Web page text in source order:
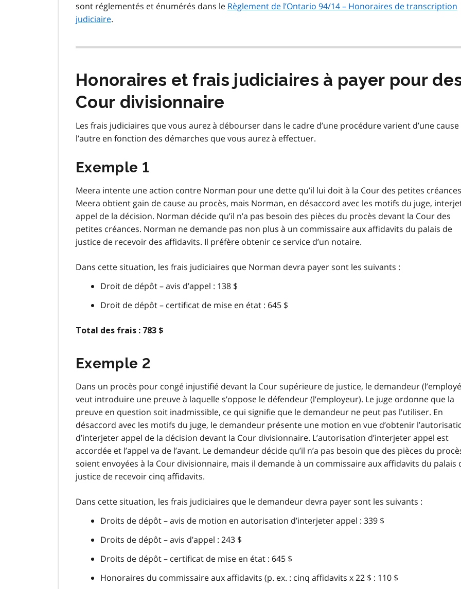
sont réglementés et énumérés dans le Règlement de l’Ontario 94/14 – Honoraires de transcription
judiciaire.
Honoraires et frais judiciaires à payer pour
Cour divisionnaire
Les frais judiciaires que vous aurez à débourser dans le cadre d’une procédure varient d’une cause
l’autre en fonction des démarches que vous aurez à effectuer.
Exemple 1
Meera intente une action contre Norman pour une dette qu’il lui doit à la Cour des petites
Meera obtient gain de cause au procès, mais Norman, en désaccord avec les motifs du juge,
appel de la décision. Norman décide qu’il n’a pas besoin des pièces du procès devant la Cour des
petites créances. Norman ne demande pas non plus à un commissaire aux affidavits du palais de
justice de recevoir des affidavits. Il préfère obtenir ce service d’un notaire.
Dans cette situation, les frais judiciaires que Norman devra payer sont les suivants :
Droit de dépôt – avis d’appel : 138 $
Droit de dépôt – certificat de mise en état : 645 $
Total des frais : 783 $
Exemple 2
Dans un procès pour congé injustifié devant la Cour supérieure de justice, le demandeur
veut introduire une preuve à laquelle s’oppose le défendeur (l’employeur). Le juge ordonne que la
preuve en question soit inadmissible, ce qui signifie que le demandeur ne peut pas l’utiliser. En
désaccord avec les motifs du juge, le demandeur présente une motion en vue d’obtenir
d’interjeter appel de la décision devant la Cour divisionnaire. L’autorisation d’interjeter appel est
accordée et l’appel va de l’avant. Le demandeur décide qu’il n’a pas besoin que des pièces du
soient envoyées à la Cour divisionnaire, mais il demande à un commissaire aux affidavits du palais
justice de recevoir cinq affidavits.
Dans cette situation, les frais judiciaires que le demandeur devra payer sont les suivants :
Droits de dépôt – avis de motion en autorisation d’interjeter appel : 339 $
Droits de dépôt – avis d’appel : 243 $
Droits de dépôt – certificat de mise en état : 645 $
Honoraires du commissaire aux affidavits (p. ex. : cinq affidavits x 22 $ : 110 $